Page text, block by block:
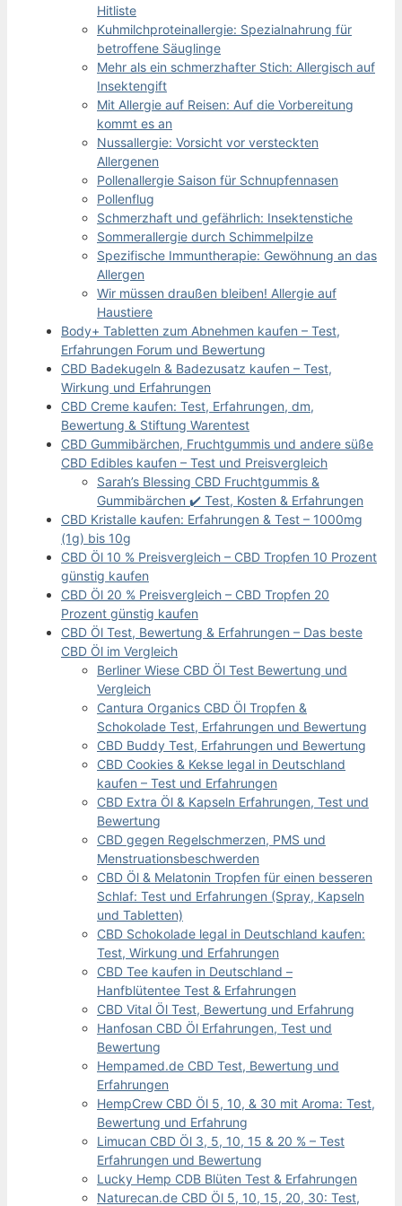
Hitliste
Kuhmilchproteinallergie: Spezialnahrung für
betroffene Säuglinge
Mehr als ein schmerzhafter Stich: Allergisch auf
Insektengift
Mit Allergie auf Reisen: Auf die Vorbereitung
kommt es an
Nussallergie: Vorsicht vor versteckten
Allergenen
Pollenallergie Saison für Schnupfennasen
Pollenflug
Schmerzhaft und gefährlich: Insektenstiche
Sommerallergie durch Schimmelpilze
Spezifische Immuntherapie: Gewöhnung an das
Allergen
Wir müssen draußen bleiben! Allergie auf
Haustiere
Body+ Tabletten zum Abnehmen kaufen – Test,
Erfahrungen Forum und Bewertung
CBD Badekugeln & Badezusatz kaufen – Test,
Wirkung und Erfahrungen
CBD Creme kaufen: Test, Erfahrungen, dm,
Bewertung & Stiftung Warentest
CBD Gummibärchen, Fruchtgummis und andere süße
CBD Edibles kaufen – Test und Preisvergleich
Sarah’s Blessing CBD Fruchtgummis &
Gummibärchen ✔️ Test, Kosten & Erfahrungen
CBD Kristalle kaufen: Erfahrungen & Test – 1000mg
(1g) bis 10g
CBD Öl 10 % Preisvergleich – CBD Tropfen 10 Prozent
günstig kaufen
CBD Öl 20 % Preisvergleich – CBD Tropfen 20
Prozent günstig kaufen
CBD Öl Test, Bewertung & Erfahrungen – Das beste
CBD Öl im Vergleich
Berliner Wiese CBD Öl Test Bewertung und
Vergleich
Cantura Organics CBD Öl Tropfen &
Schokolade Test, Erfahrungen und Bewertung
CBD Buddy Test, Erfahrungen und Bewertung
CBD Cookies & Kekse legal in Deutschland
kaufen – Test und Erfahrungen
CBD Extra Öl & Kapseln Erfahrungen, Test und
Bewertung
CBD gegen Regelschmerzen, PMS und
Menstruationsbeschwerden
CBD Öl & Melatonin Tropfen für einen besseren
Schlaf: Test und Erfahrungen (Spray, Kapseln
und Tabletten)
CBD Schokolade legal in Deutschland kaufen:
Test, Wirkung und Erfahrungen
CBD Tee kaufen in Deutschland –
Hanfblütentee Test & Erfahrungen
CBD Vital Öl Test, Bewertung und Erfahrung
Hanfosan CBD Öl Erfahrungen, Test und
Bewertung
Hempamed.de CBD Test, Bewertung und
Erfahrungen
HempCrew CBD Öl 5, 10, & 30 mit Aroma: Test,
Bewertung und Erfahrung
Limucan CBD Öl 3, 5, 10, 15 & 20 % – Test
Erfahrungen und Bewertung
Lucky Hemp CDB Blüten Test & Erfahrungen
Naturecan.de CBD Öl 5, 10, 15, 20, 30: Test,